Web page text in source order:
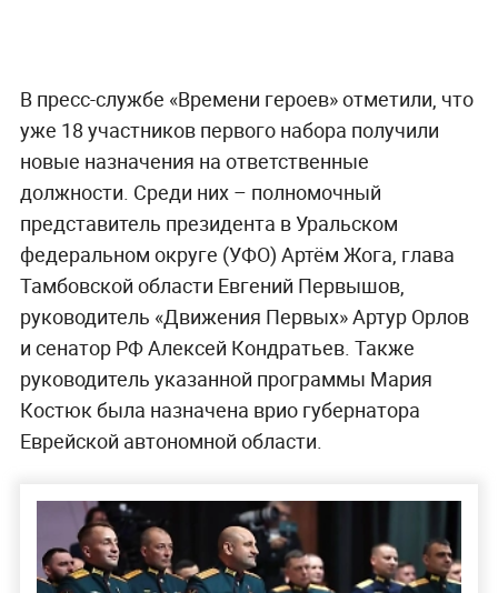
В пресс-службе «Времени героев» отметили, что
уже 18 участников первого набора получили
новые назначения на ответственные
должности. Среди них – полномочный
представитель президента в Уральском
федеральном округе (УФО) Артём Жога, глава
Тамбовской области Евгений Первышов,
руководитель «Движения Первых» Артур Орлов
и сенатор РФ Алексей Кондратьев. Также
руководитель указанной программы Мария
Костюк была назначена врио губернатора
Еврейской автономной области.